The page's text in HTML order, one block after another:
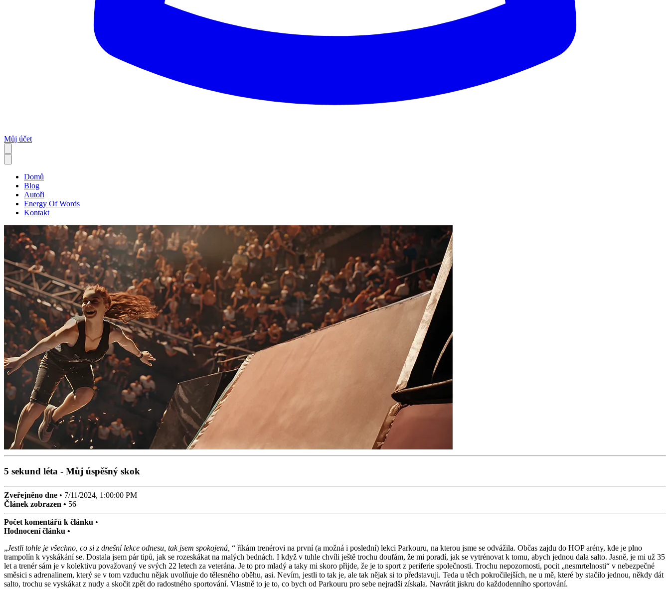
Můj účet
Domů
Blog
Autoři
Energy Of Words
Kontakt
5 sekund léta - Můj úspěšný skok
Zveřejněno dne • 7/11/2024, 1:00:00 PM
Článek zobrazen • 56
Počet komentářů k článku •
Hodnocení článku •
„Jestli tohle je všechno, co si z dnešní lekce odnesu, tak jsem spokojená, “ říkám trenérovi na první (a možná i poslední) lekci Parkouru, na kterou jsme se odvážila. Občas zajdu do HOP arény, kde je plno
trampolín k vyskákání se. Dostala jsem pár tipů, jak se rozeskákat na malých bednách. I když v tuhle chvíli ještě trochu doufám, že mi poradí, jak se vytrénovat k tomu, abych jednou dala salto. Jasně, je mi už 35
let a trenér sám je v kolektivu považovaný ve svých 22 letech za veterána. Je to pro mladý a taky mi skoro přijde, že je to sport z periferie společnosti. Trochu nepozornosti, pocit „nesmrtelnosti“ v nebezpečné
směsici s adrenalinem, který se v tom vzduchu nějak uvolňuje do tělesného oběhu, asi. Nevím, jestli to tak je, ale tak nějak si to představuji. Teda u těch pokročilejších, ne u mě, které by stačilo jednou, někdy dát
salto, trochu se vyskákat z nudy a skočit zpět do radostného sportování. Vlastně to je to, co bych od Parkouru pro sebe nejradši získala. Navrátit jiskru do každodenního sportování.